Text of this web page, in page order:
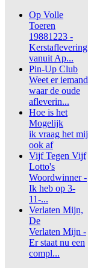
Op Volle
Toeren
19881223 -
Kerstaflevering
vanuit Ap...
Pin-Up Club
Weet er iemand
waar de oude
afleverin...
Hoe is het
Mogelijk
ik vraag het mij
ook af
Vijf Tegen Vijf
Lotto's
Woordwinner -
Ik heb op 3-
11-...
Verlaten Mijn,
De
Verlaten Mijn -
Er staat nu een
compl...